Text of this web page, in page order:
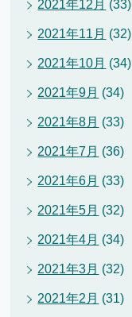
2021年12月 (33)
2021年11月 (32)
2021年10月 (34)
2021年9月 (34)
2021年8月 (33)
2021年7月 (36)
2021年6月 (33)
2021年5月 (32)
2021年4月 (34)
2021年3月 (32)
2021年2月 (31)